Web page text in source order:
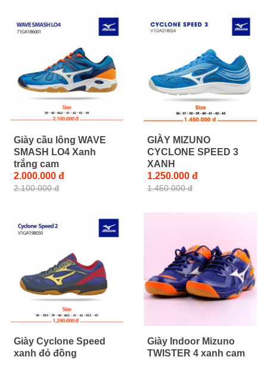
Giày cầu lông WAVE
SMASH LO4 Xanh
trắng cam
2.000.000 đ
2.100.000 đ
GIÀY MIZUNO
CYCLONE SPEED 3
XANH
1.250.000 đ
1.450.000 đ
Giày Cyclone Speed
xanh đỏ đồng
Giày Indoor Mizuno
TWISTER 4 xanh cam